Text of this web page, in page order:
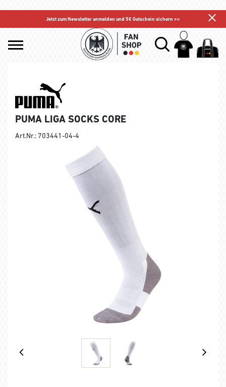
Jetzt zum Newsletter anmelden und 5€ Gutschein sichern >>
PUMA LIGA SOCKS CORE
Art.Nr.: 703441-04-4